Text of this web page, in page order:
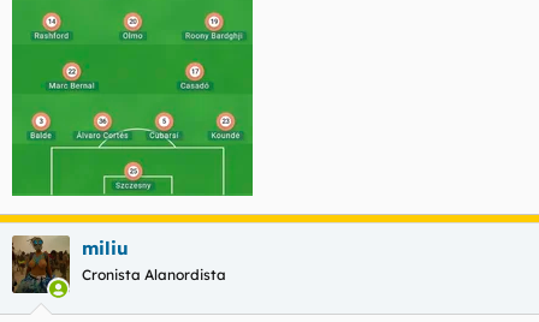
miliu
Cronista Alanordista